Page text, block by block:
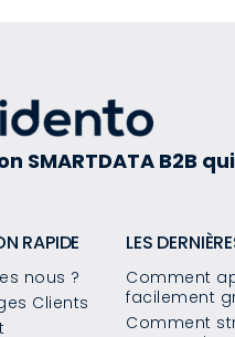
SMARTDATA B2B
RAPIDE
nous ?
Clients
LES
Comment
facilement
Comment